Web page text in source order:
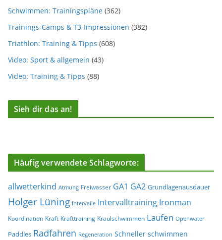
Schwimmen: Trainingspläne (362)
Trainings-Camps & T3-Impressionen (382)
Triathlon: Training & Tipps (608)
Video: Sport & allgemein (43)
Video: Training & Tipps (88)
Sieh dir das an!
Häufig verwendete Schlagworte:
allwetterkind Atmung Freiwasser GA1 GA2 Grundlagenausdauer
Holger Lüning Intervalle Intervalltraining Ironman
Koordination Kraft Krafttraining Kraulschwimmen Laufen Openwater
Paddles Radfahren Regeneration Schneller schwimmen